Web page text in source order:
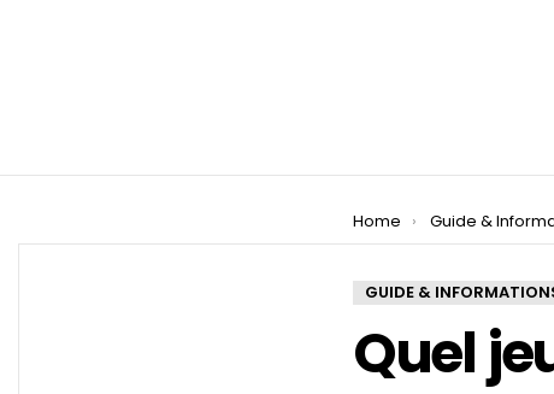
You are here:
Home Guide &
GUIDE &
Quel